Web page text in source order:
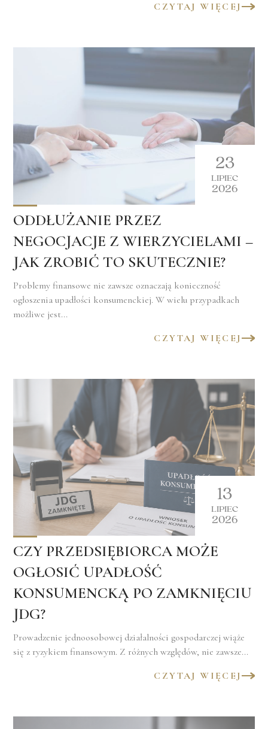
CZYTAJ WIĘCEJ
23
LIPIEC
2026
ODDŁUŻANIE PRZEZ
NEGOCJACJE Z WIERZYCIELAMI –
JAK ZROBIĆ TO SKUTECZNIE?
Problemy finansowe nie zawsze oznaczają konieczność
ogłoszenia upadłości konsumenckiej. W wielu przypadkach
możliwe jest...
CZYTAJ WIĘCEJ
13
LIPIEC
2026
CZY PRZEDSIĘBIORCA MOŻE
OGŁOSIĆ UPADŁOŚĆ
KONSUMENCKĄ PO ZAMKNIĘCIU
JDG?
Prowadzenie jednoosobowej działalności gospodarczej wiąże
się z ryzykiem finansowym. Z różnych względów, nie zawsze...
CZYTAJ WIĘCEJ